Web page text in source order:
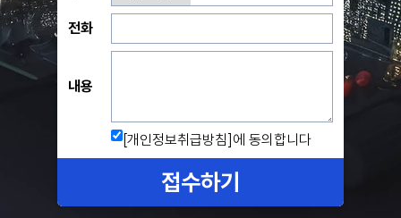
전화
내용
[개인정보취급방침] 에 동의합니다
접수하기